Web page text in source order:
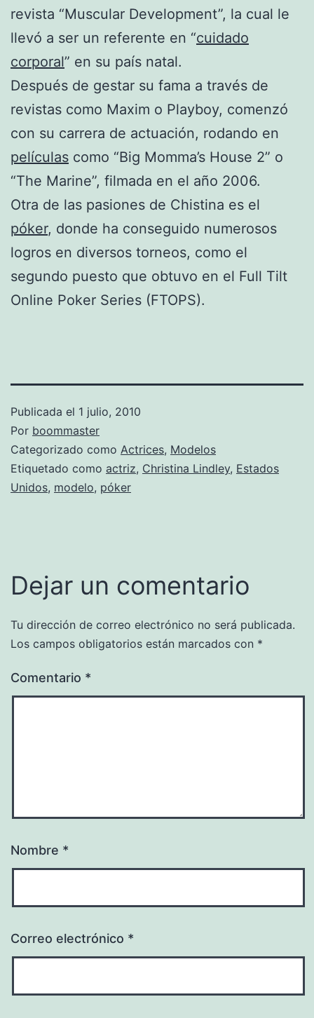
revista “Muscular Development”, la cual le
llevó a ser un referente en “cuidado
corporal” en su país natal.
Después de gestar su fama a través de
revistas como Maxim o Playboy, comenzó
con su carrera de actuación, rodando en
películas como “Big Momma’s House 2” o
“The Marine”, filmada en el año 2006.
Otra de las pasiones de Chistina es el
póker, donde ha conseguido numerosos
logros en diversos torneos, como el
segundo puesto que obtuvo en el Full Tilt
Online Poker Series (FTOPS).
Publicada el 1 julio, 2010
Por boommaster
Categorizado como Actrices, Modelos
Etiquetado como actriz, Christina Lindley, Estados
Unidos, modelo, póker
Dejar un comentario
Tu dirección de correo electrónico no será publicada.
Los campos obligatorios están marcados con *
Comentario *
Nombre *
Correo electrónico *